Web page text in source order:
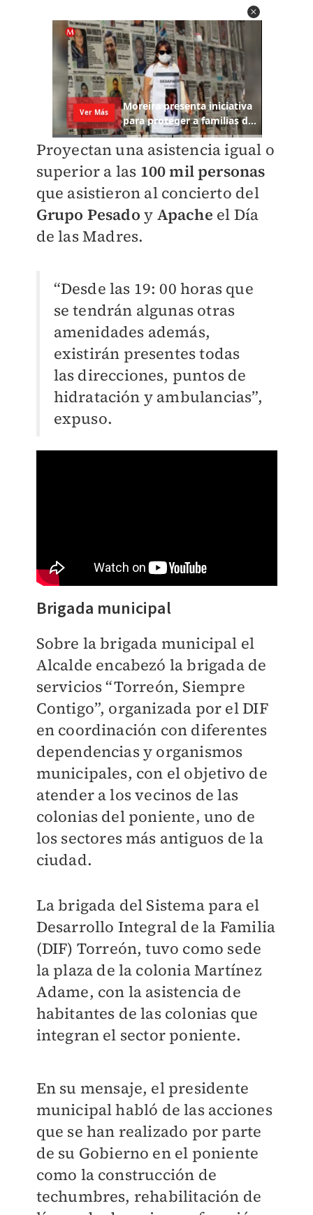
Proyectan una asistencia igual o
superior a las 100 mil personas
que asistieron al concierto del
Grupo Pesado y Apache el Día
de las Madres.
“Desde las 19: 00 horas que
se tendrán algunas otras
amenidades además,
existirán presentes todas
las direcciones, puntos de
hidratación y ambulancias”,
expuso.
Brigada municipal
Sobre la brigada municipal el
Alcalde encabezó la brigada de
servicios “Torreón, Siempre
Contigo”, organizada por el DIF
en coordinación con diferentes
dependencias y organismos
municipales, con el objetivo de
atender a los vecinos de las
colonias del poniente, uno de
los sectores más antiguos de la
ciudad.
La brigada del Sistema para el
Desarrollo Integral de la Familia
(DIF) Torreón, tuvo como sede
la plaza de la colonia Martínez
Adame, con la asistencia de
habitantes de las colonias que
integran el sector poniente.
En su mensaje, el presidente
municipal habló de las acciones
que se han realizado por parte
de su Gobierno en el poniente
como la construcción de
techumbres, rehabilitación de